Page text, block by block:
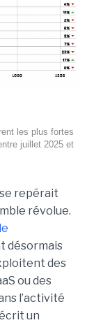
les plus fortes
juillet 2025 et
repérait
révolue.
désormais
des
ou des
l’activité
un